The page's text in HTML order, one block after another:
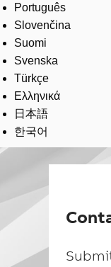
Português
Slovenčina
Suomi
Svenska
Türkçe
Ελληνικά
日本語
한국어